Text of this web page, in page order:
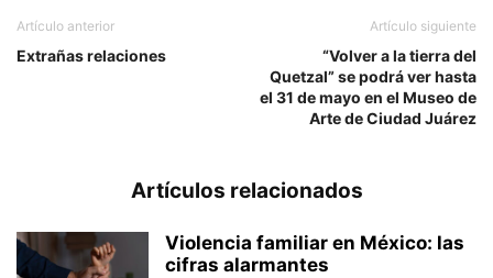
Artículo anterior
Extrañas relaciones
Artículo siguiente
“Volver a la tierra del
Quetzal” se podrá ver hasta
el 31 de mayo en el Museo de
Arte de Ciudad Juárez
Artículos relacionados
Violencia familiar en México: las
cifras alarmantes